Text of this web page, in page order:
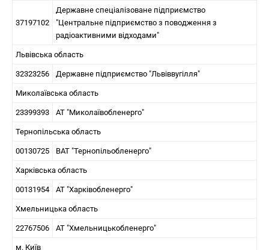
37197102
Державне спеціалізоване підприємство
"Центральне підприємство з поводження з
радіоактивними відходами"
Львівська область
32323256 Державне підприємство "Львіввугілля"
Миколаївська область
23399393 АТ "Миколаївобленерго"
Тернопільська область
00130725 ВАТ "Тернопільобленерго"
Харківська область
00131954 АТ "Харківобленерго"
Хмельницька область
22767506 АТ "Хмельницькобленерго"
м. Київ